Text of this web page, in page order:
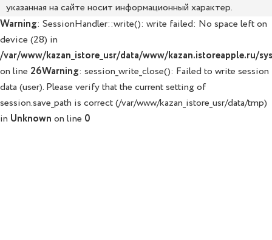
указанная на сайте носит информационный характер.
Warning: SessionHandler::write(): write failed: No space left on
device (28) in
/var/www/kazan_istore_usr/data/www/kazan.istoreapple.ru/
on line 26Warning: session_write_close(): Failed to write session
data (user). Please verify that the current setting of
session.save_path is correct (/var/www/kazan_istore_usr/data/tmp)
in Unknown on line 0